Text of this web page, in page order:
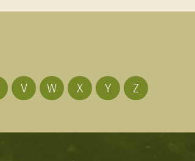
V W X Y Z